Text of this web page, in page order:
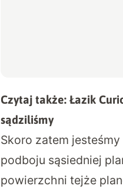
Czytaj także: Łazik
sądziliśmy
Skoro zatem
podboju sąsiedniej
powierzchni tejże